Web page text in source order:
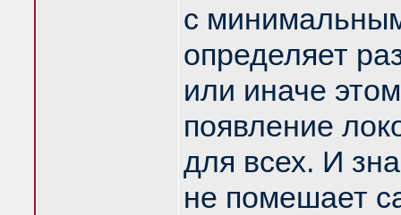
с
определяет
или иначе
появление
для всех. И
не помешает